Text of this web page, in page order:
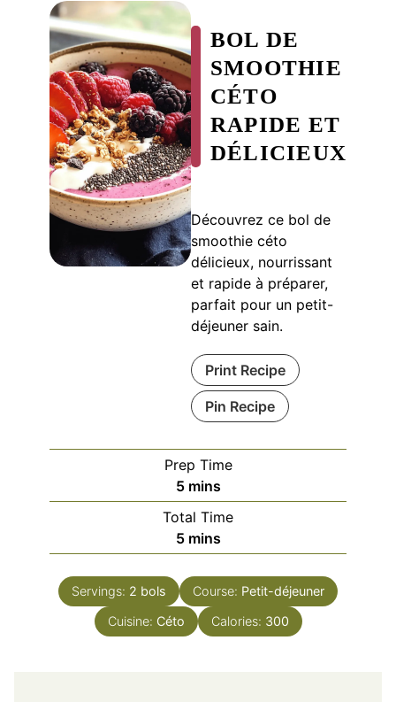
BOL DE
SMOOTHIE
CÉTO
RAPIDE ET
DÉLICIEUX
Découvrez ce bol de
smoothie céto
délicieux, nourrissant
et rapide à préparer,
parfait pour un petit-
déjeuner sain.
Print Recipe
Pin Recipe
Prep Time
5minutes
mins
Total Time
5minutes
mins
Servings: 2 bols Course: Petit-déjeuner
Cuisine: Céto Calories: 300